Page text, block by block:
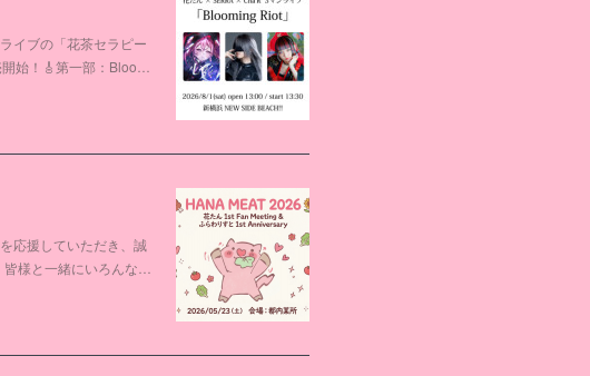
イブの「花茶セラピー
始！🎸第一部：Bloo…
応援していただき、誠
様と一緒にいろんな…